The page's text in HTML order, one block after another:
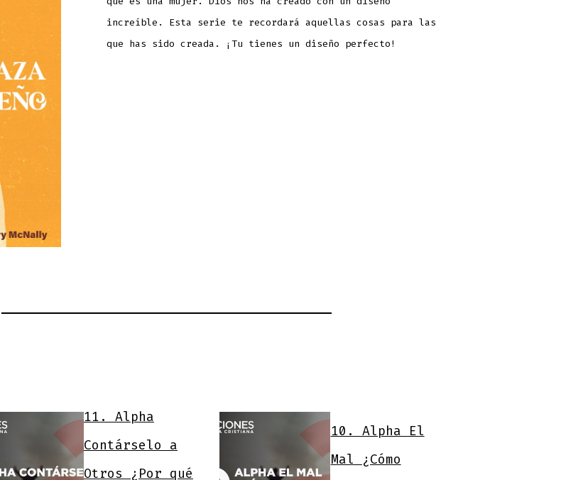
increíble. Esta serie te recordará aquellas cosas para las
que has sido creada. ¡Tu tienes un diseño perfecto!
11. Alpha
Contárselo a
Otros ¿Por qué
10. Alpha El
Mal ¿Cómo